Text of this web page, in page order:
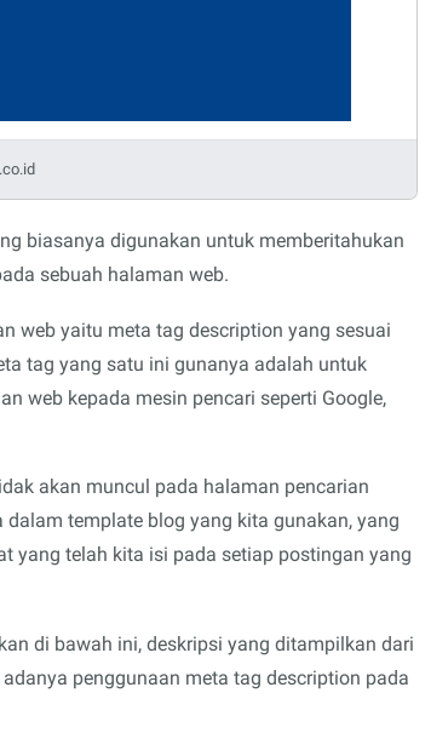
biasanya digunakan untuk memberitahukan
sebuah halaman web.
web yaitu meta tag description yang sesuai
tag yang satu ini gunanya adalah untuk
web kepada mesin pencari seperti Google,
akan muncul pada halaman pencarian
template blog yang kita gunakan, yang
yang telah kita isi pada setiap postingan yang
di bawah ini, deskripsi yang ditampilkan dari
penggunaan meta tag description pada